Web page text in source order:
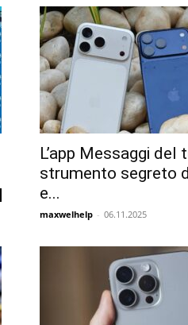
L’app Messaggi del
strumento segreto
e...
maxwelhelp - 06.11.2025